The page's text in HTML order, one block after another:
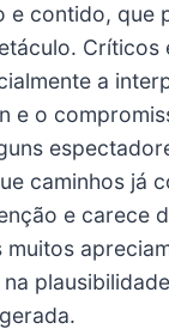
e contido, que
Críticos
a
e o
caminhos já
e carece
muitos